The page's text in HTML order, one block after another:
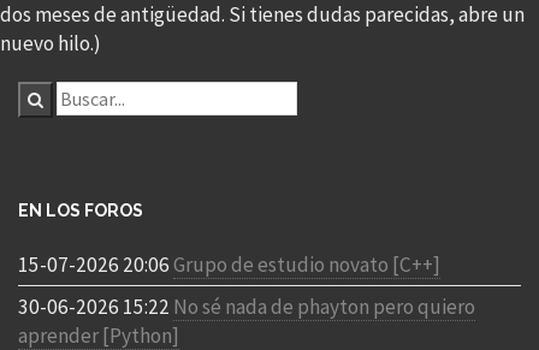
dos meses de antigüedad. Si tienes dudas parecidas, abre un
nuevo hilo.)
EN LOS FOROS
15-07-2026 20:06Grupo de estudio novato [C++]
30-06-2026 15:22 No sé nada de phayton pero quiero
aprender [Python]